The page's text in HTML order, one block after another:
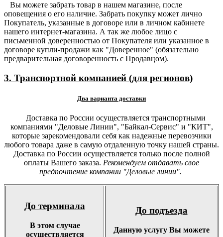
Вы можете забрать товар в нашем магазине, после
оповещения о его наличие. Забрать покупку может лично
Покупатель, указанные в договоре или в личном кабинете
нашего интернет-магазина. А так же любое лицо с
письменной доверенностью от Покупателя или указанное в
договоре купли-продажи как "Доверенное" (обязательно
предварительная договоренность с Продавцом).
3. Транспортной компанией (для регионов)
Два варианта доставки
Доставка по России осуществляется транспортными
компаниями "Деловые Линии", "Байкал-Сервис" и "КИТ",
которые зарекомендовали себя как надежные перевозчики
любого товара даже в самую отдаленную точку нашей страны.
Доставка по России осуществляется только после полной
оплаты Вашего заказа. Рекомендуем отдавать свое
предпочтение компании "Деловые линии".
До терминала
В этом случае
осуществляется
До подъезда
Данную услугу Вы можете